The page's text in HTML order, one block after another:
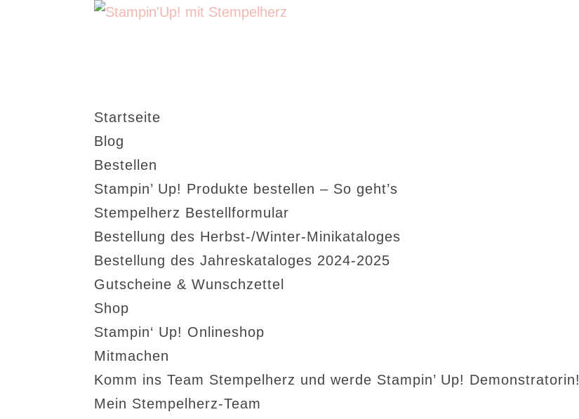
Startseite
Blog
Bestellen
Stampin’ Up! Produkte bestellen – So geht’s
Stempelherz Bestellformular
Bestellung des Herbst-/Winter-Minikataloges
Bestellung des Jahreskataloges 2024-2025
Gutscheine & Wunschzettel
Shop
Stampin‘ Up! Onlineshop
Mitmachen
Komm ins Team Stempelherz und werde Stampin’ Up! Demonstratorin!
Mein Stempelherz-Team